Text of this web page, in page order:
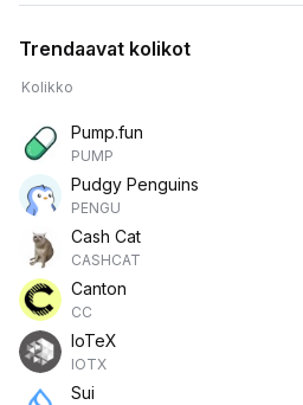
Trendaavat kolikot
Kolikko
Pump.fun
PUMP
Pudgy Penguins
PENGU
Cash Cat
CASHCAT
Canton
CC
IoTeX
IOTX
Sui